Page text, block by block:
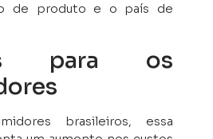
de produto e o país de
para os
brasileiros, essa